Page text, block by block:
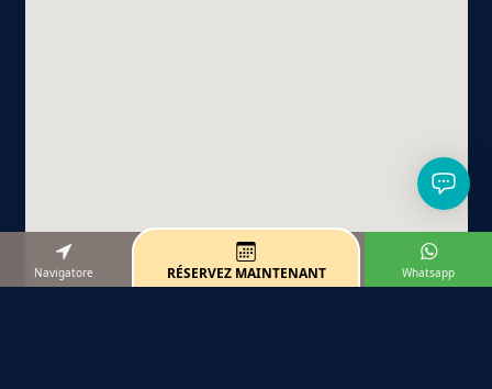
Navigatore RÉSERVEZ MAINTENANT Whatsapp